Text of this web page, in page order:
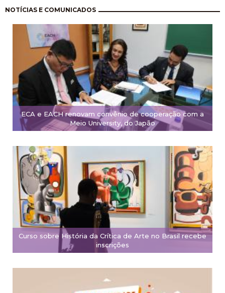
NOTÍCIAS E COMUNICADOS
ECA e EACH renovam convênio de cooperação com a
Meio University, do Japão
Curso sobre História da Crítica de Arte no Brasil recebe
inscrições
Paginação